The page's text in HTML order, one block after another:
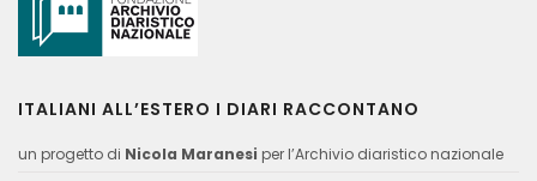
ITALIANI ALL’ESTERO I DIARI RACCONTANO
un progetto di Nicola Maranesi per l’Archivio diaristico nazionale